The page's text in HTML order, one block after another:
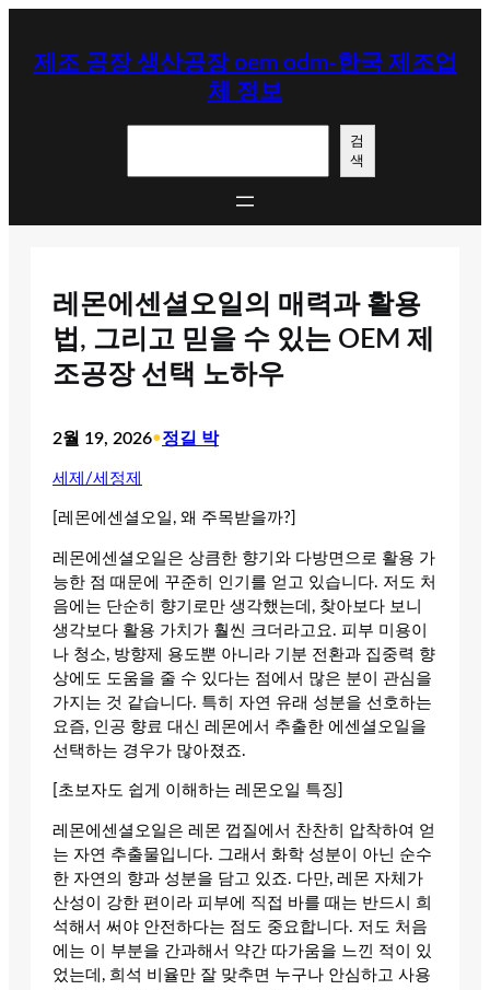
제조 공장 생산공장 oem odm-한국 제조업
체 정보
검
색
레몬에센셜오일의 매력과 활용
법, 그리고 믿을 수 있는 OEM 제
조공장 선택 노하우
2월 19, 2026•정길 박
세제/세정제
[레몬에센셜오일, 왜 주목받을까?]
레몬에센셜오일은 상큼한 향기와 다방면으로 활용 가
능한 점 때문에 꾸준히 인기를 얻고 있습니다. 저도 처
음에는 단순히 향기로만 생각했는데, 찾아보다 보니
생각보다 활용 가치가 훨씬 크더라고요. 피부 미용이
나 청소, 방향제 용도뿐 아니라 기분 전환과 집중력 향
상에도 도움을 줄 수 있다는 점에서 많은 분이 관심을
가지는 것 같습니다. 특히 자연 유래 성분을 선호하는
요즘, 인공 향료 대신 레몬에서 추출한 에센셜오일을
선택하는 경우가 많아졌죠.
[초보자도 쉽게 이해하는 레몬오일 특징]
레몬에센셜오일은 레몬 껍질에서 찬찬히 압착하여 얻
는 자연 추출물입니다. 그래서 화학 성분이 아닌 순수
한 자연의 향과 성분을 담고 있죠. 다만, 레몬 자체가
산성이 강한 편이라 피부에 직접 바를 때는 반드시 희
석해서 써야 안전하다는 점도 중요합니다. 저도 처음
에는 이 부분을 간과해서 약간 따가움을 느낀 적이 있
었는데, 희석 비율만 잘 맞추면 누구나 안심하고 사용